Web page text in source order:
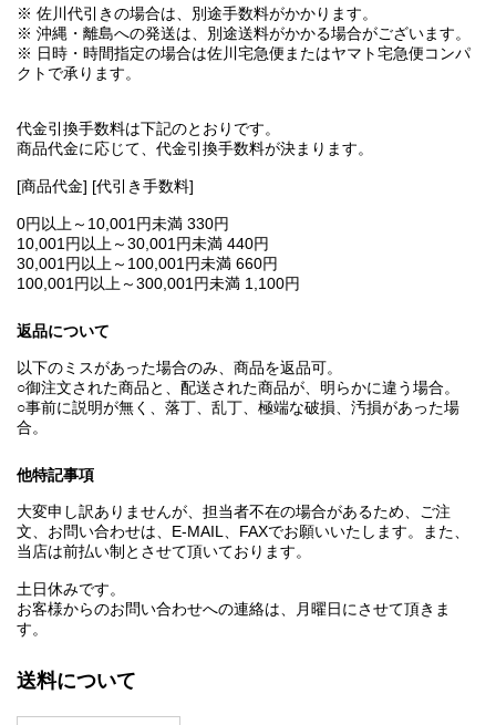
※ 佐川代引きの場合は、別途手数料がかかります。
※ 沖縄・離島への発送は、別途送料がかかる場合がございます。
※ 日時・時間指定の場合は佐川宅急便またはヤマト宅急便コンパ
クトで承ります。
代金引換手数料は下記のとおりです。
商品代金に応じて、代金引換手数料が決まります。
[商品代金] [代引き手数料]
0円以上～10,001円未満 330円
10,001円以上～30,001円未満 440円
30,001円以上～100,001円未満 660円
100,001円以上～300,001円未満 1,100円
返品について
以下のミスがあった場合のみ、商品を返品可。
○御注文された商品と、配送された商品が、明らかに違う場合。
○事前に説明が無く、落丁、乱丁、極端な破損、汚損があった場
合。
他特記事項
大変申し訳ありませんが、担当者不在の場合があるため、ご注
文、お問い合わせは、E‐MAIL、FAXでお願いいたします。また、
当店は前払い制とさせて頂いております。
土日休みです。
お客様からのお問い合わせへの連絡は、月曜日にさせて頂きま
す。
送料について